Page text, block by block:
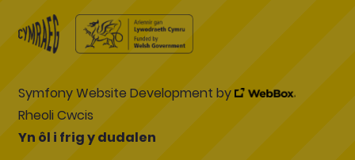
Symfony Website Development by
Rheoli Cwcis
Yn ôl i frig y dudalen